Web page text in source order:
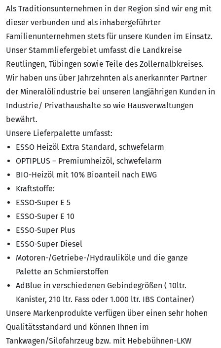
Als Traditionsunternehmen in der Region sind wir eng mit
dieser verbunden und als inhabergeführter
Familienunternehmen stets für unsere Kunden im Einsatz.
Unser Stammliefergebiet umfasst die Landkreise
Reutlingen, Tübingen sowie Teile des Zollernalbkreises.
Wir haben uns über Jahrzehnten als anerkannter Partner
der Mineralölindustrie bei unseren langjährigen Kunden in
Industrie/ Privathaushalte so wie Hausverwaltungen
bewährt.
Unsere Lieferpalette umfasst:
ESSO Heizöl Extra Standard, schwefelarm
OPTIPLUS – Premiumheizöl, schwefelarm
BIO-Heizöl mit 10% Bioanteil nach EWG
Kraftstoffe:
ESSO-Super E 5
ESSO-Super E 10
ESSO-Super Plus
ESSO-Super Diesel
Motoren-/Getriebe-/Hydrauliköle und die ganze
Palette an Schmierstoffen
AdBlue in verschiedenen Gebindegrößen ( 10ltr.
Kanister, 210 ltr. Fass oder 1.000 ltr. IBS Container)
Unsere Markenprodukte verfügen über einen sehr hohen
Qualitätsstandard und können Ihnen im
Tankwagen/Silofahrzeug bzw. mit Hebebühnen-LKW